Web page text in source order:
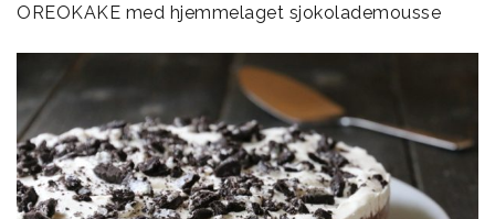
OREOKAKE med hjemmelaget sjokolademousse